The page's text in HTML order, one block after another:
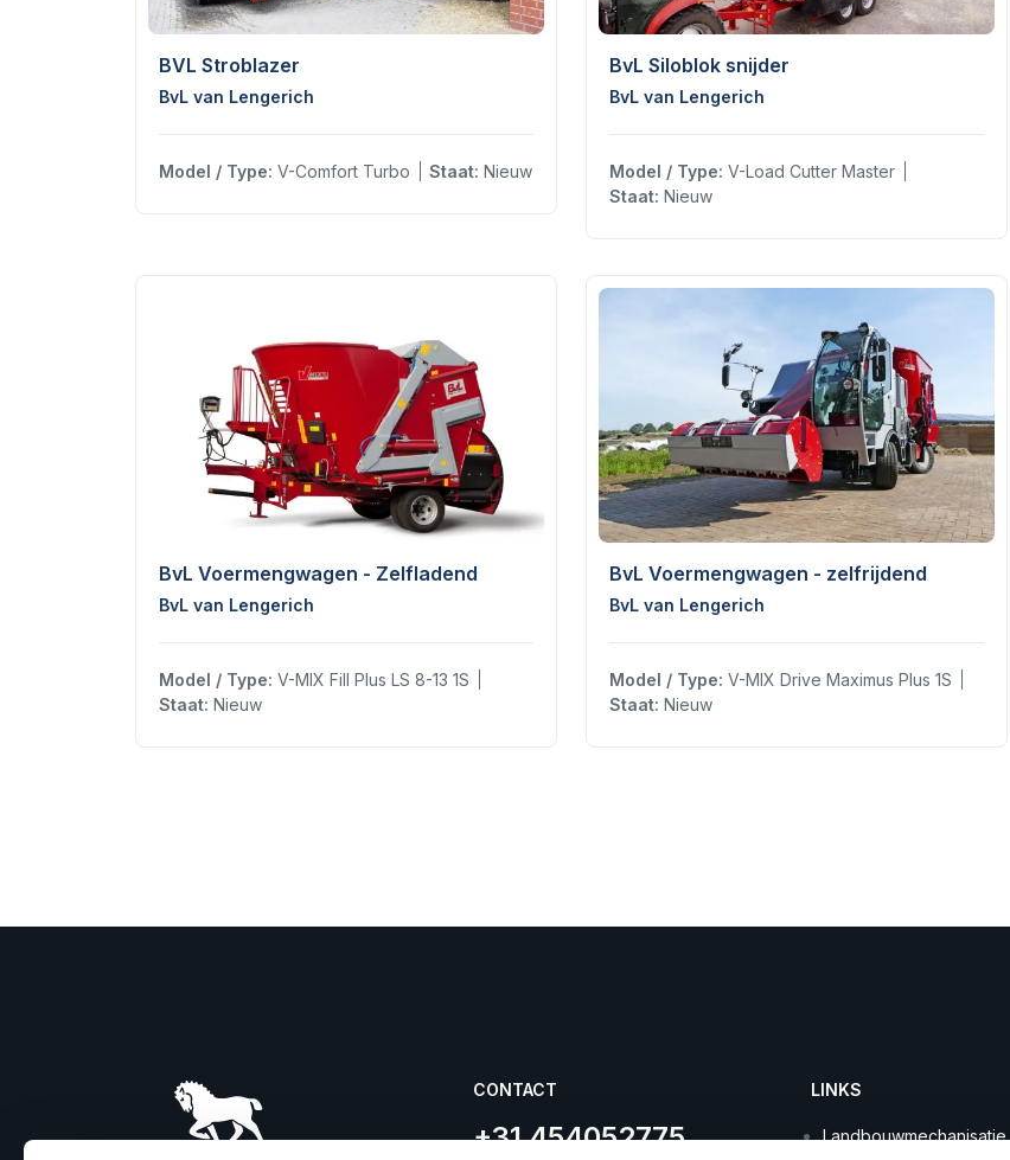
BVL Stroblazer
BvL van Lengerich
Model / Type: V-Comfort Turbo Staat: Nieuw
BvL Siloblok snijder
BvL van Lengerich
Model / Type: V-Load Cutter Master
Staat: Nieuw
BvL Voermengwagen - Zelfladend
BvL van Lengerich
Model / Type: V-MIX Fill Plus LS 8-13 1S
Staat: Nieuw
BvL Voermengwagen - zelfrijdend
BvL van Lengerich
Model / Type: V-MIX Drive Maximus Plus 1S
Staat: Nieuw
CONTACT
+31 454052775
LINKS
Landbouwmechanisatie